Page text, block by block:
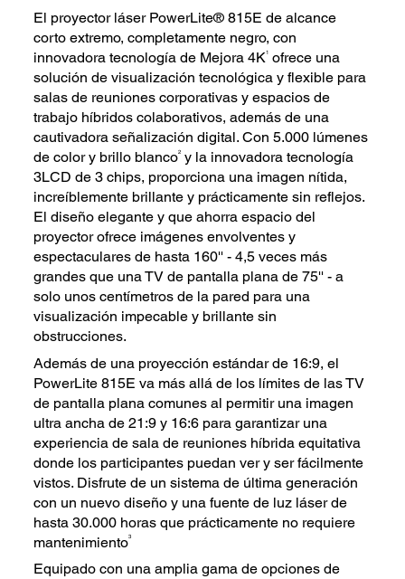
El proyector láser PowerLite® 815E de alcance
corto extremo, completamente negro, con
innovadora tecnología de Mejora 4K1 ofrece una
solución de visualización tecnológica y flexible para
salas de reuniones corporativas y espacios de
trabajo híbridos colaborativos, además de una
cautivadora señalización digital. Con 5.000 lúmenes
de color y brillo blanco2 y la innovadora tecnología
3LCD de 3 chips, proporciona una imagen nítida,
increíblemente brillante y prácticamente sin reflejos.
El diseño elegante y que ahorra espacio del
proyector ofrece imágenes envolventes y
espectaculares de hasta 160'' - 4,5 veces más
grandes que una TV de pantalla plana de 75'' - a
solo unos centímetros de la pared para una
visualización impecable y brillante sin
obstrucciones.
Además de una proyección estándar de 16:9, el
PowerLite 815E va más allá de los límites de las TV
de pantalla plana comunes al permitir una imagen
ultra ancha de 21:9 y 16:6 para garantizar una
experiencia de sala de reuniones híbrida equitativa
donde los participantes puedan ver y ser fácilmente
vistos. Disfrute de un sistema de última generación
con un nuevo diseño y una fuente de luz láser de
hasta 30.000 horas que prácticamente no requiere
mantenimiento3
Equipado con una amplia gama de opciones de